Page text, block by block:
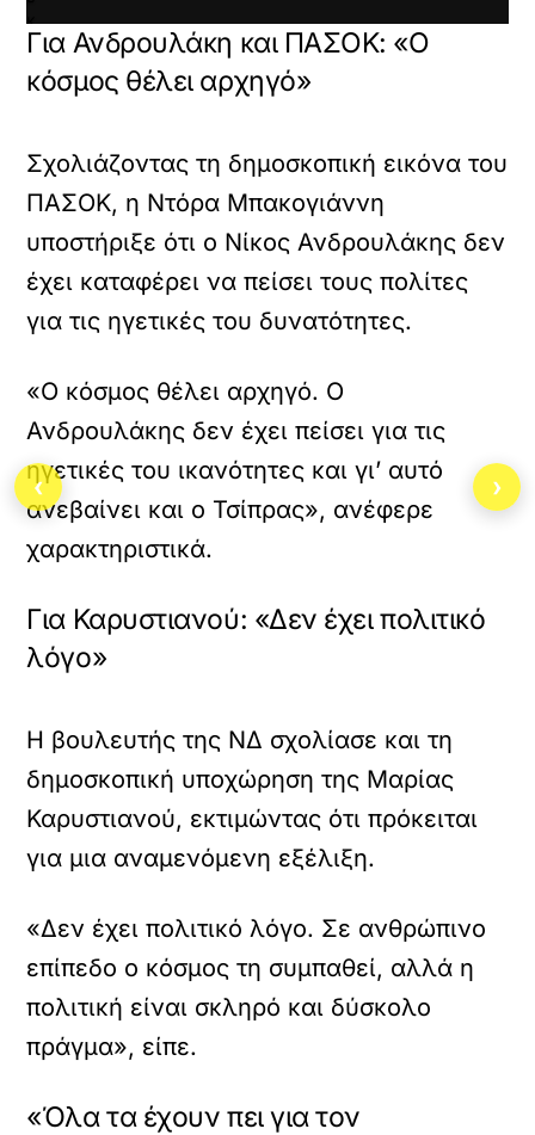
α
ν
ο
τ
ώ
σ
ε
ε
τ
ό
ο
ε
ν
σ
ω
α
ω
ν
π
ε
ρ
ι
ε
ό
ε
ο
.
Για Ανδρουλάκη και ΠΑΣΟΚ: «Ο
κόσμος θέλει αρχηγό»
Σχολιάζοντας τη δημοσκοπική εικόνα του
ΠΑΣΟΚ, η Ντόρα Μπακογιάννη
υποστήριξε ότι ο Νίκος Ανδρουλάκης δεν
έχει καταφέρει να πείσει τους πολίτες
για τις ηγετικές του δυνατότητες.
«Ο κόσμος θέλει αρχηγό. Ο
Ανδρουλάκης δεν έχει πείσει για τις
ηγετικές του ικανότητες και γι’ αυτό
ανεβαίνει και ο Τσίπρας», ανέφερε
χαρακτηριστικά.
Για Καρυστιανού: «Δεν έχει πολιτικό
λόγο»
Η βουλευτής της ΝΔ σχολίασε και τη
δημοσκοπική υποχώρηση της Μαρίας
Καρυστιανού, εκτιμώντας ότι πρόκειται
για μια αναμενόμενη εξέλιξη.
«Δεν έχει πολιτικό λόγο. Σε ανθρώπινο
επίπεδο ο κόσμος τη συμπαθεί, αλλά η
πολιτική είναι σκληρό και δύσκολο
πράγμα», είπε.
«Όλα τα έχουν πει για τον
‹ ›